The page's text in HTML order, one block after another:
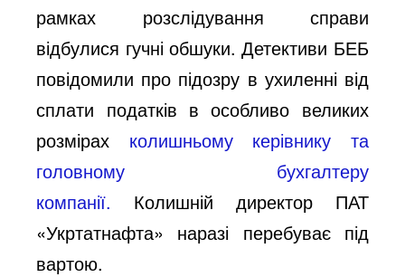
рамках розслідування справи
відбулися гучні обшуки. Детективи БЕБ
повідомили про підозру в ухиленні від
сплати податків в особливо великих
розмірах колишньому керівнику та
головному бухгалтеру
компанії. Колишній директор ПАТ
«Укртатнафта» наразі перебуває під
вартою.